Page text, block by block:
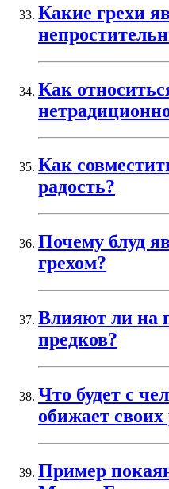
Какие грехи
Как
Как
радость?
Почему блуд
грехом?
Влияют ли на
предков?
Что будет с
обижает своих
Пример